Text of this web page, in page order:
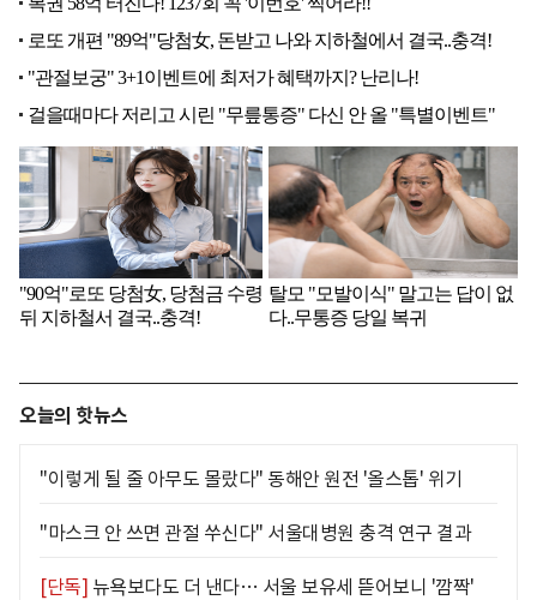
오늘의 핫뉴스
"이렇게 될 줄 아무도 몰랐다" 동해안 원전 '올스톱' 위기
"마스크 안 쓰면 관절 쑤신다" 서울대병원 충격 연구 결과
[단독] 뉴욕보다도 더 낸다… 서울 보유세 뜯어보니 '깜짝'